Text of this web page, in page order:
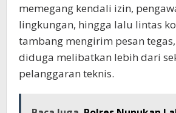
memegang kendali izin,
lingkungan, hingga lalu lintas
tambang mengirim pesan
diduga melibatkan lebih dari
pelanggaran teknis.